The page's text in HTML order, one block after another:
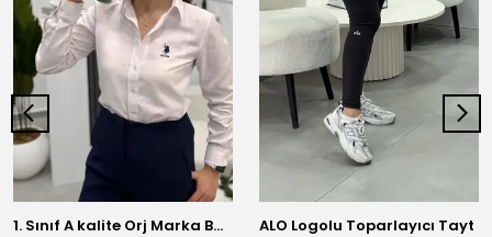
1. Sınıf A kalite Orj Marka Basic Gömlek ALO Logolu Toparlayıcı Tayt